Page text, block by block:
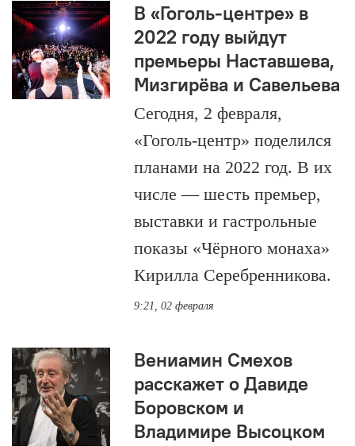
В «Гоголь-центре» в
2022 году выйдут
премьеры Наставшева,
Мизгирёва и Савельева
Сегодня, 2 февраля,
«Гоголь-центр» поделился
планами на 2022 год. В их
числе — шесть премьер,
выставки и гастрольные
показы «Чёрного монаха»
Кирилла Серебренникова.
9:21, 02 февраля
Вениамин Смехов
расскажет о Давиде
Боровском и
Владимире Высоцком